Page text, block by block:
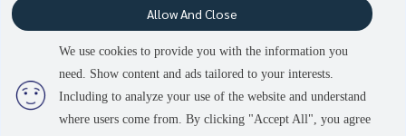
2 people are viewing
Contact us
Sukhumvit, Asoke, Thonglor
Ladprao, Central Ladprao
Ratchathewi,Phayathai
Rama9, Petchburi, RCA
How to sale-rent
Contact
We use cookies to provide you with the information you
need. Show content and ads tailored to your interests.
Including to analyze your use of the website and understand
where users come from. By clicking "Accept All", you agree
Allow And Close